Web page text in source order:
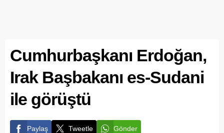
Cumhurbaşkanı Erdoğan,
Irak Başbakanı es-Sudani
ile görüştü
Paylaş Tweetle Gönder